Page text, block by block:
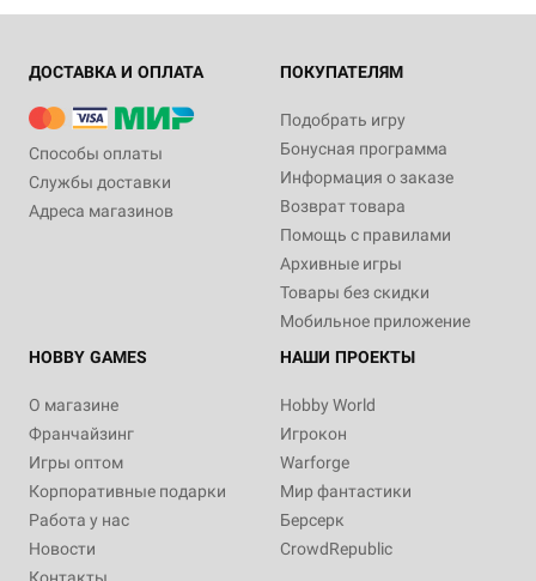
ДОСТАВКА И ОПЛАТА
Способы оплаты
Службы доставки
Адреса магазинов
ПОКУПАТЕЛЯМ
Подобрать игру
Бонусная программа
Информация о заказе
Возврат товара
Помощь с правилами
Архивные игры
Товары без скидки
Мобильное приложение
HOBBY GAMES
О магазине
Франчайзинг
Игры оптом
Корпоративные подарки
Работа у нас
Новости
НАШИ ПРОЕКТЫ
Hobby World
Игрокон
Warforge
Мир фантастики
Берсерк
CrowdRepublic